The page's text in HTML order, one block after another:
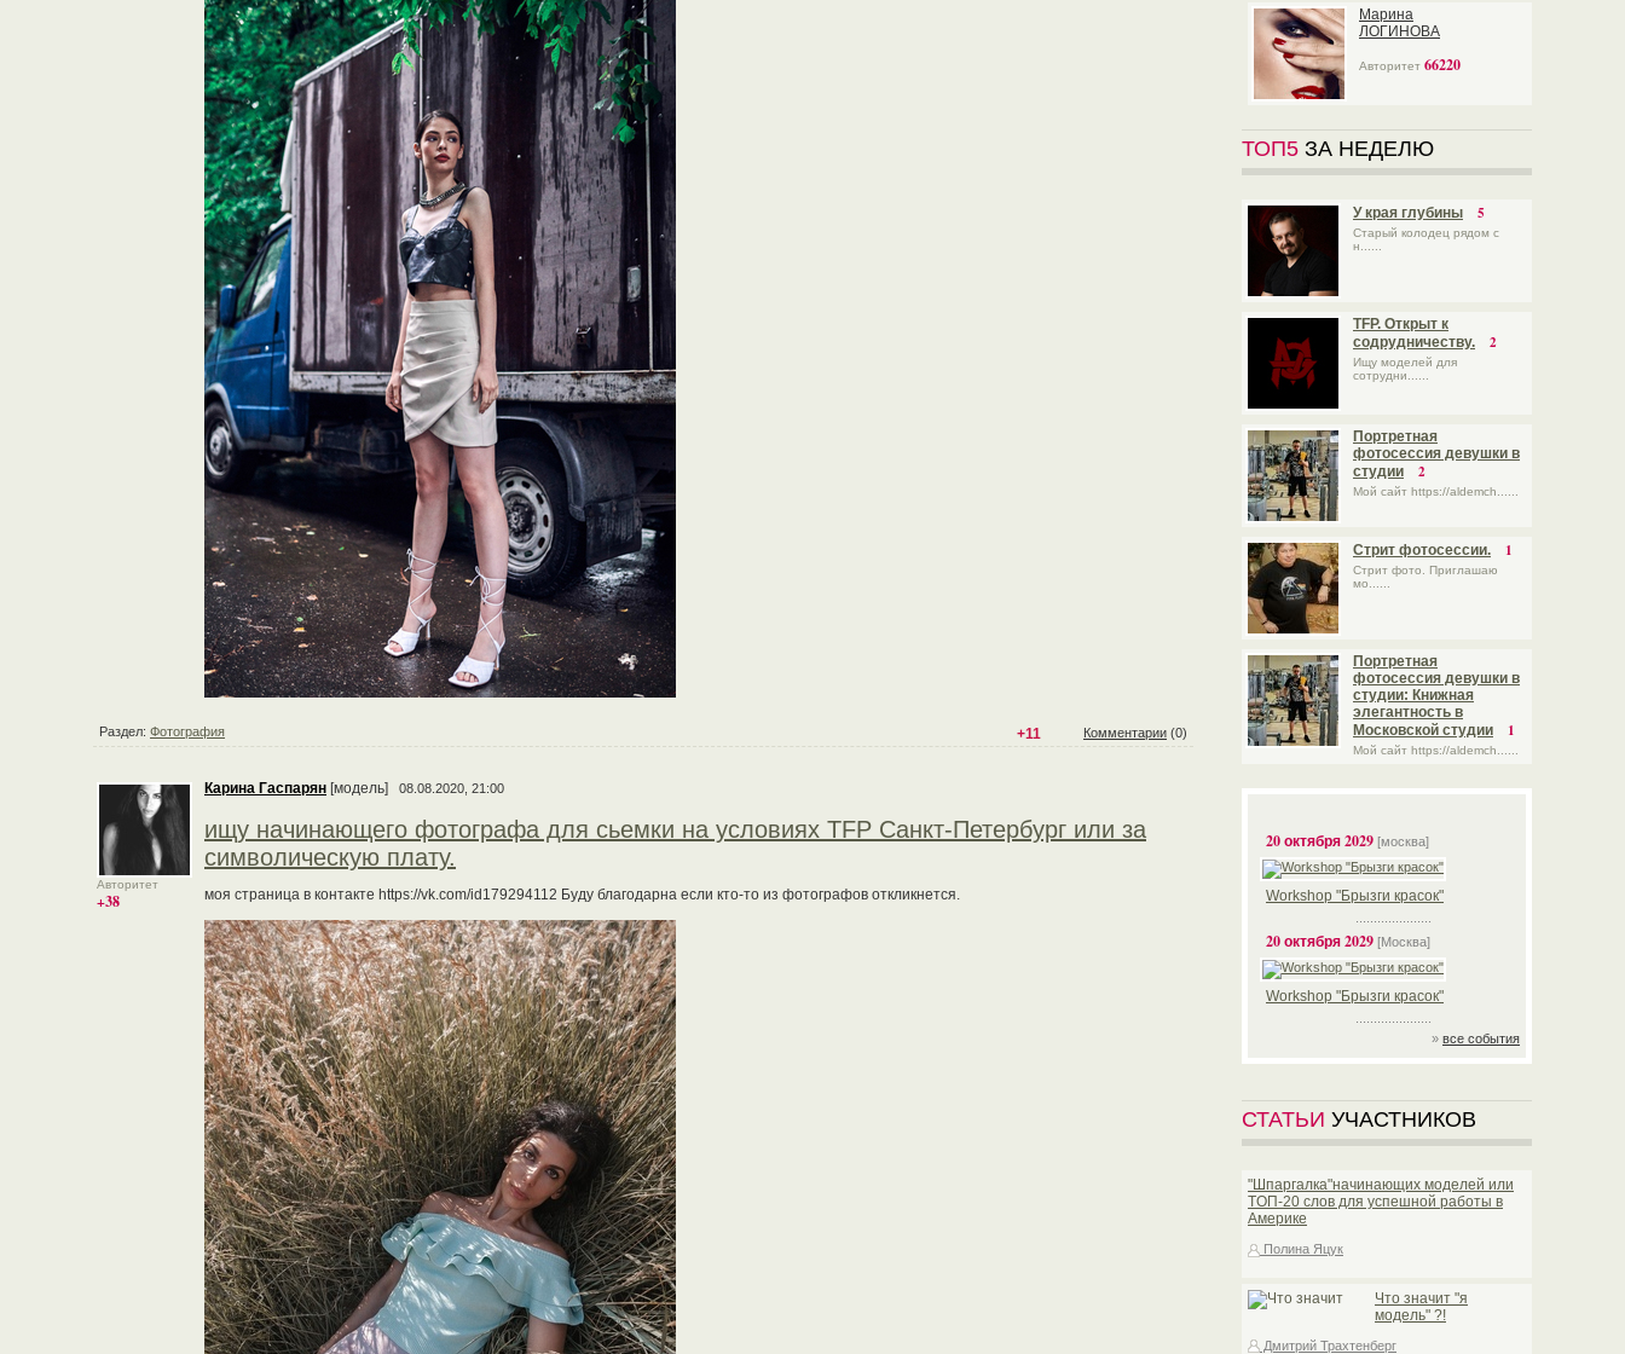
+11 Комментарии (0)
Раздел: Фотография
Авторитет
+38
Карина Гаспарян [модель] 08.08.2020, 21:00
ищу начинающего фотографа для сьемки на условиях TFP Санкт-Петербург или за
символическую плату.
моя страница в контакте https://vk.com/id179294112 Буду благодарна если кто-то из фотографов откликнется.
Марина
ЛОГИНОВА
Авторитет 66220
ТОП5 ЗА НЕДЕЛЮ
У края глубины 5
Старый колодец рядом с
н......
TFP. Открыт к
содрудничеству.
2
Ищу моделей для
сотрудни......
Портретная
фотосессия девушки в
студии
2
Мой сайт https://aldemch......
Стрит фотосессии. 1
Стрит фото. Приглашаю
мо......
Портретная
фотосессия девушки в
студии: Книжная
элегантность в
Московской студии
1
Мой сайт https://aldemch......
20 октября 2029 [москва]
Workshop "Брызги красок"
20 октября 2029 [Москва]
Workshop "Брызги красок"
» все события
СТАТЬИ УЧАСТНИКОВ
"Шпаргалка"начинающих моделей или
TOП-20 слов для успешной работы в
Америке
Полина Яцук
Что значит "я
модель" ?!
Дмитрий Трахтенберг